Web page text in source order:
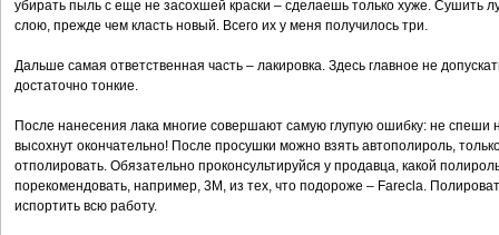
убирать пыль с еще не засохшей краски – сделаешь только хуже. Сушить
слою, прежде чем класть новый. Всего их у меня получилось три.
Дальше самая ответственная часть – лакировка. Здесь главное не
достаточно тонкие.
После нанесения лака многие совершают самую глупую ошибку: не спеши
высохнут окончательно! После просушки можно взять автополироль,
отполировать. Обязательно проконсультируйся у продавца, какой
порекомендовать, например, 3М, из тех, что подороже – Farecla.
испортить всю работу.